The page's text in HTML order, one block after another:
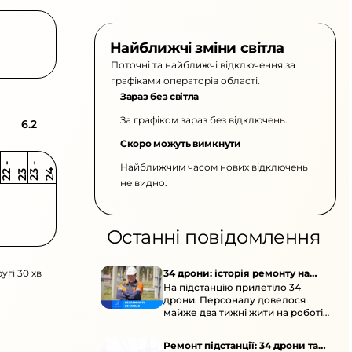
6.2
2 2
-
2 3 2 3
-
2 4
30 хв
Найближчі зміни світла
Поточні та найближчі відключення за
графіками операторів області.
Зараз без світла
За графіком зараз без відключень.
Скоро можуть вимкнути
Найближчим часом нових відключень
не видно.
Останні повідомлення
34 дрони: історія ремонту на
підстанції
На підстанцію прилетіло 34
дрони. Персоналу довелося
майже два тижні жити на роботі
Ремонт підстанції: 34 дрони та